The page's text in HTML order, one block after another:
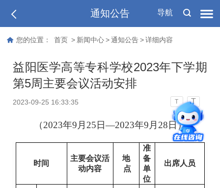
导航
通知公告
您的位置： 首页 > 新闻中心 > 通知公告 > 详细内容
益阳医学高等专科学校2023年下学期
第5周主要会议活动安排
2023-09-25 16:33:35 T T
（2023年9 月 25日—2023年9 月 28日）
时间
主要会议活
动内容
地
点
准
备
单
位
出席人员